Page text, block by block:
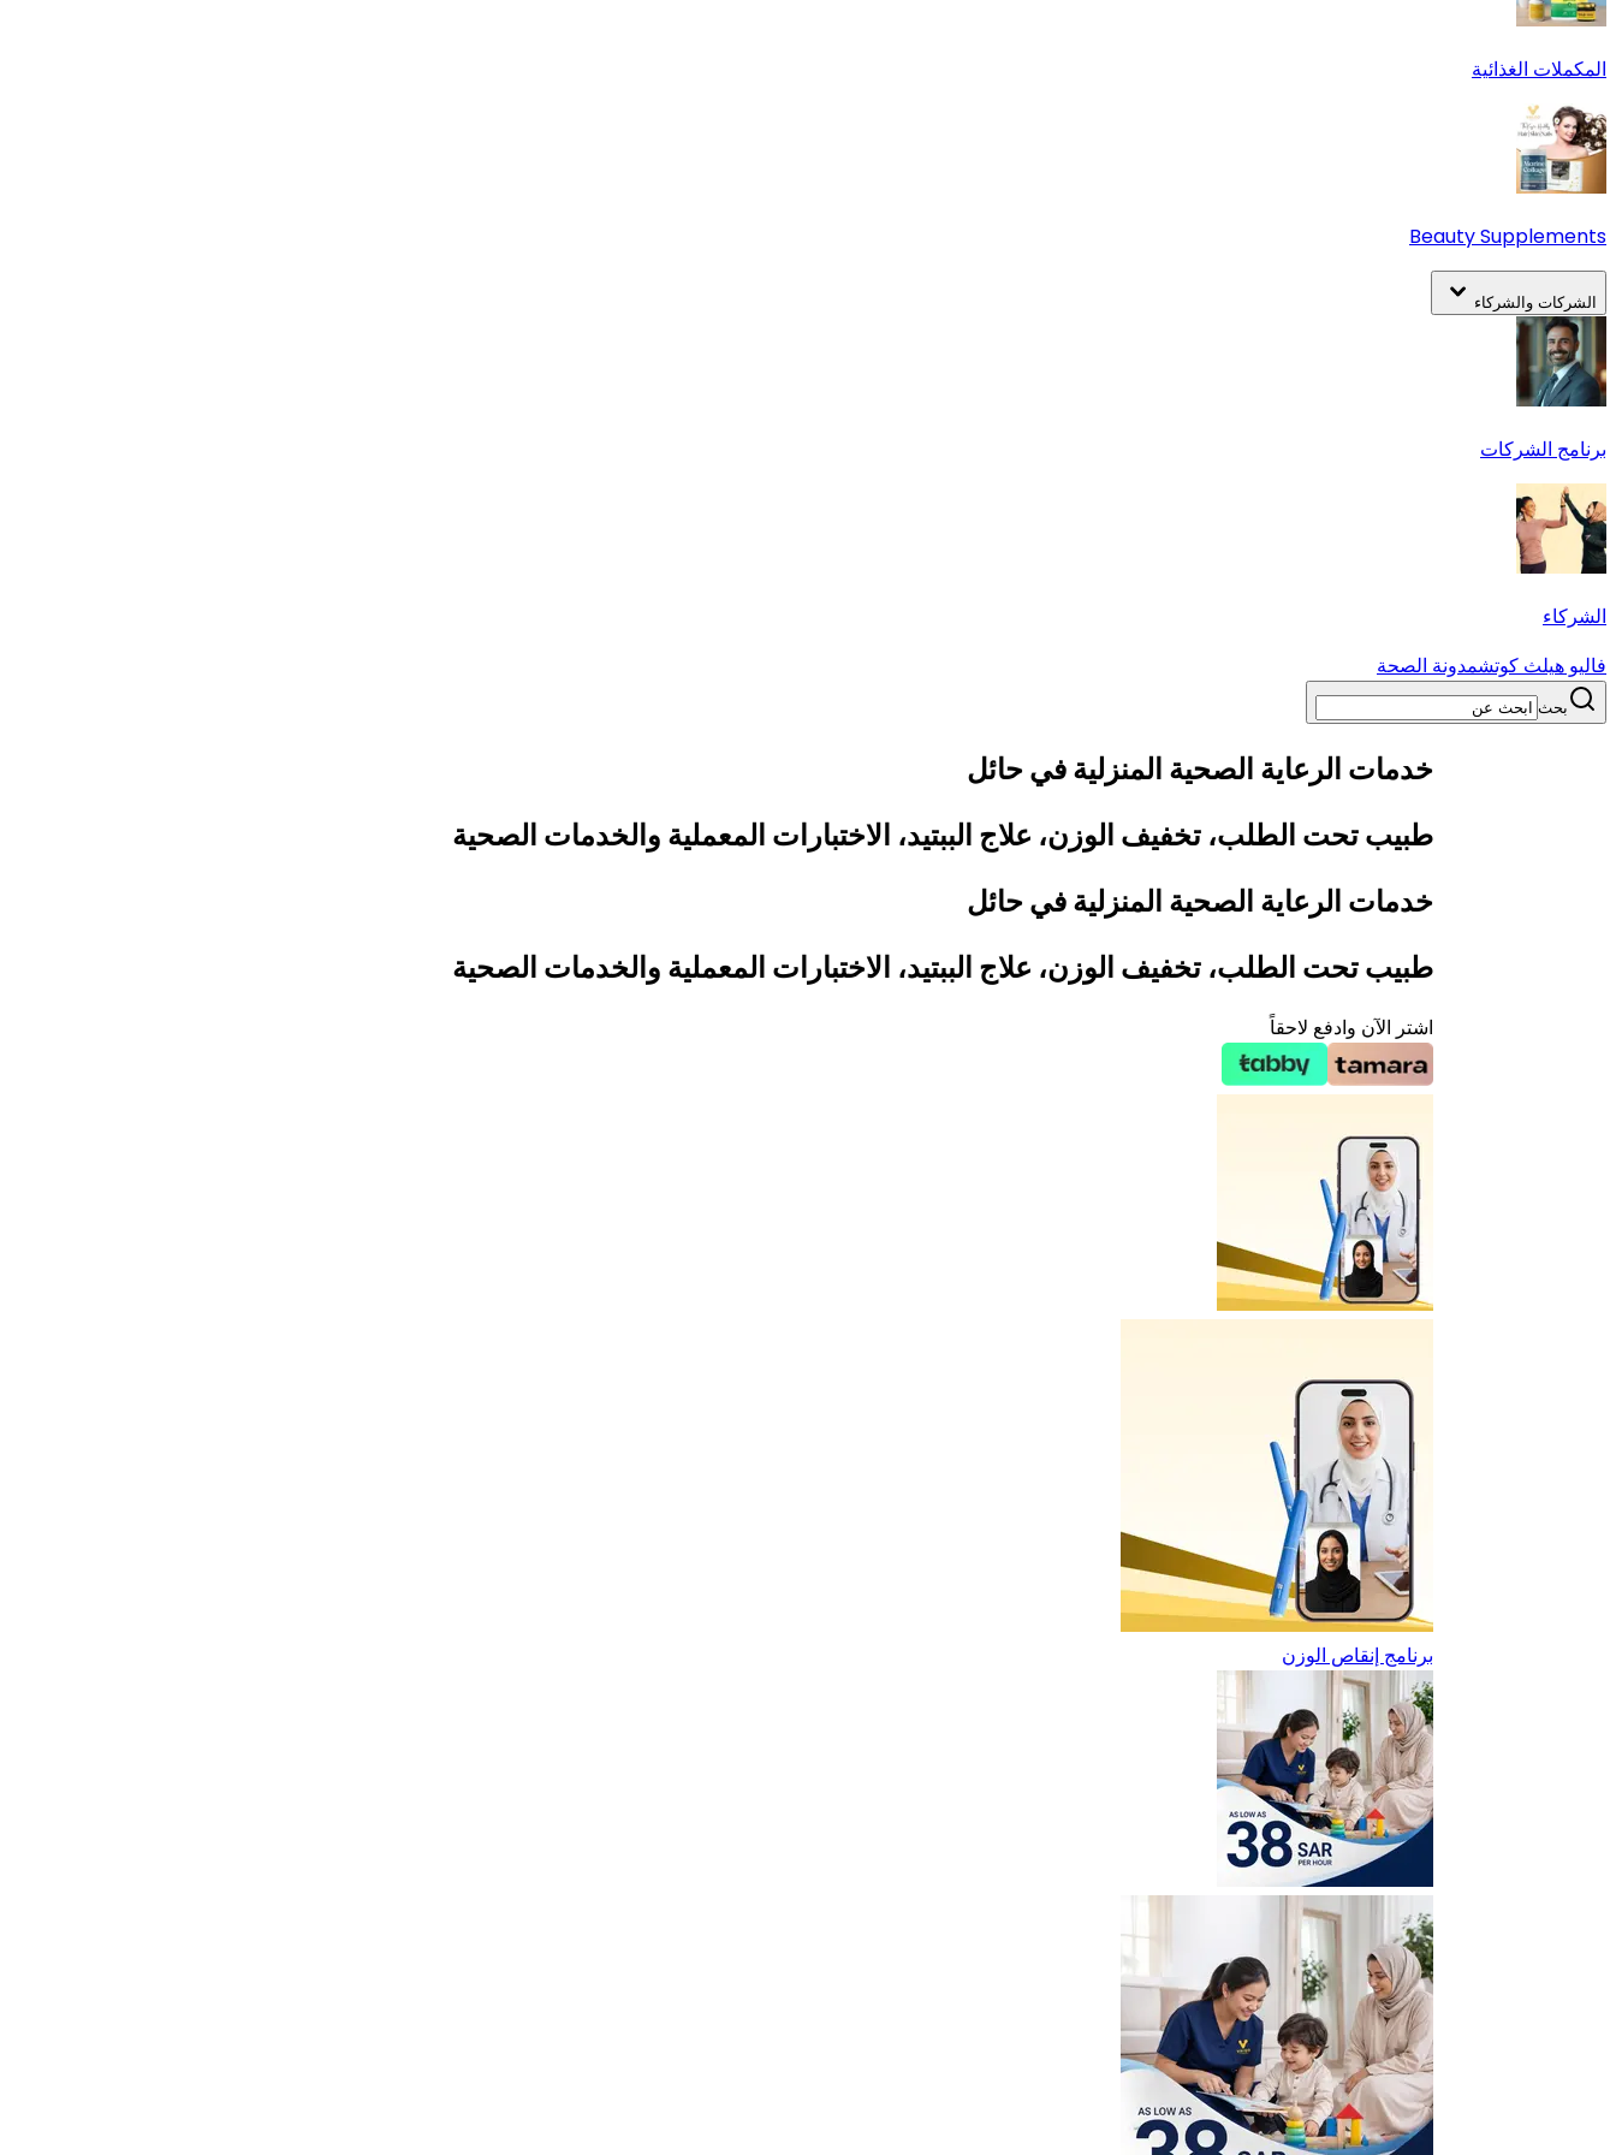
المكملات الغذائية
Beauty Supplements
الشركات والشركاء
برنامج الشركات
الشركاء
فاليو هيلث كوتشمدونة الصحة
بحث
خدمات الرعاية الصحية المنزلية في حائل
طبيب تحت الطلب، تخفيف الوزن، علاج الببتيد، الاختبارات المعملية والخدمات الصحية
خدمات الرعاية الصحية المنزلية في حائل
طبيب تحت الطلب، تخفيف الوزن، علاج الببتيد، الاختبارات المعملية والخدمات الصحية
اشتر الآن وادفع لاحقاً
برنامج إنقاص الوزن